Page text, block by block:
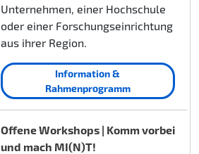
Unternehmen, einer Hochschule
oder einer Forschungseinrichtung
aus ihrer Region.
Information &
Rahmenprogramm
Offene Workshops | Komm vorbei
und mach MI(N)T!